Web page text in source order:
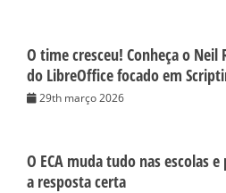
O time cresceu! Conheça o
do LibreOffice focado em
29th março 2026
O ECA muda tudo nas escolas
a resposta certa